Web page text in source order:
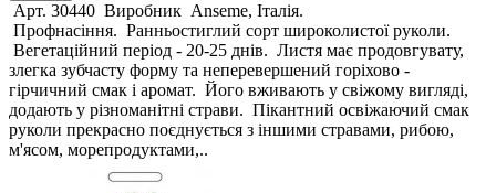
Арт. 30440 Виробник Anseme, Італія.
Профнасіння. Ранньостиглий сорт широколистої руколи.
Вегетаційний період - 20-25 днів. Листя має продовгувату,
злегка зубчасту форму та неперевершений горіхово -
гірчичний смак і аромат. Його вживають у свіжому вигляді,
додають у різноманітні страви. Пікантний освіжаючий смак
руколи прекрасно поєднується з іншими стравами, рибою,
м'ясом, морепродуктами,..